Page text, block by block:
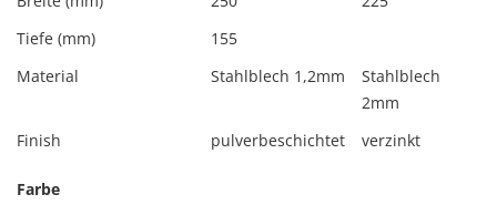
Tiefe (mm)
155
Material
Stahlblech 1,2mm
Stahlblech
2mm
Finish
pulverbeschichtet verzinkt
Farbe